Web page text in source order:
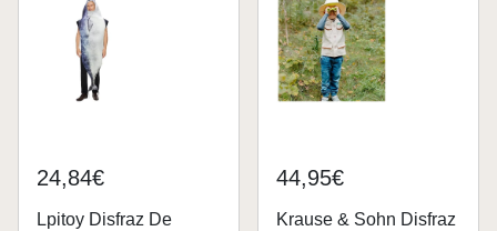
24,84€
Lpitoy Disfraz De
44,95€
Krause & Sohn Disfraz